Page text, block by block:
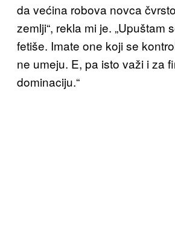
da većina robova novca
zemlji“, rekla mi je. „Upuštam
fetiše. Imate one koji se
ne umeju. E, pa isto važi i za
dominaciju.“